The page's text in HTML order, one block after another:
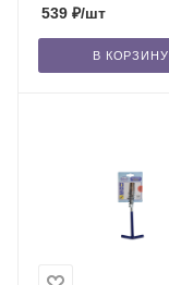
539 ₽/шт
В КОРЗИНУ